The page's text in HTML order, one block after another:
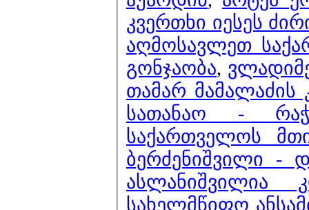
კვერთხი იესეს
აღმოსავლეთ
გონჯაობა,
თამარ
სათანაო -
საქართველოს
ბერძენიშვილი -
სახელმწიფო